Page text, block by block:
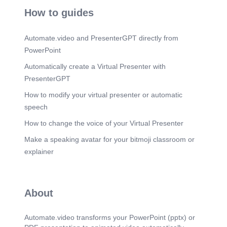
Ventanas Operativas
Conectados...................................................................
.................... 8 4. DOCUMENTOS DE
.........................................................................................
........................... 9 5. DESARROLLO Y
.........................................................................................
.............................. 9 5.1 Descripción Básica del
.........................................................................................
…………………………………………………………
……………………………………………………….9
……….……………10 5.4 Desarrollo de
actividades……………………………………………
……………..11 5.5
Contingencias………………………………………
How to guides
Automate.video and PresenterGPT directly from
PowerPoint
Automatically create a Virtual Presenter with
PresenterGPT
How to modify your virtual presenter or automatic
speech
How to change the voice of your Virtual Presenter
Make a speaking avatar for your bitmoji classroom or
explainer
About
Automate.video transforms your PowerPoint (pptx) or